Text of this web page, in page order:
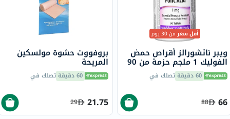
أقل سعرمن 30 يوم
ويبر ناتشورالز أقراص حمض
الفوليك 1 ملجم حزمة من 90
60 دقيقة تصلك في
66
88
بروفووت حشوة مولسكين
المريحة
60 دقيقة تصلك في
21.75
29